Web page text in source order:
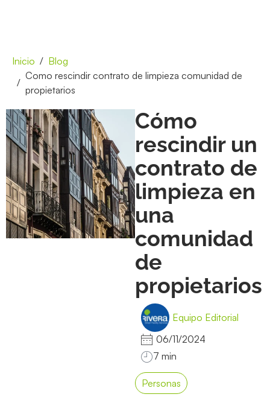
Inicio
Blog
Como rescindir contrato de limpieza comunidad de
propietarios
Cómo
rescindir un
contrato de
limpieza en
una
comunidad
de
propietarios
Equipo Editorial
06/11/2024
Personas